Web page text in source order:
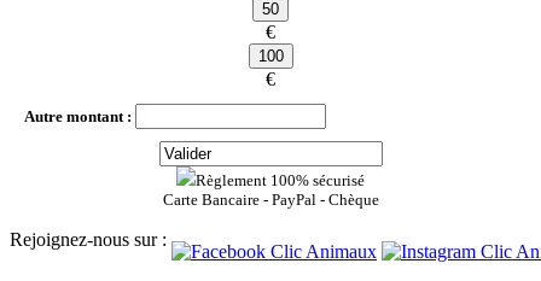
€
€
Autre montant :
Règlement 100% sécurisé
Carte Bancaire - PayPal - Chèque
Rejoignez-nous sur :